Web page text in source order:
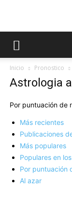
Inicio Pronostico
Astrologia
Por puntuación de
Más recientes
Publicaciones
Más populares
Populares en
Por puntuación
Al azar